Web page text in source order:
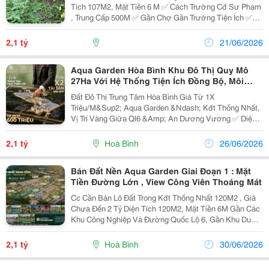
Tích 107M2, Mặt Tiền 6 M ✅ Cách Trường Cđ Sư Phạm
, Trung Cấp 500M ✅ Gần Chợ Gần Trường Tiện Ích ✅
Giá Chưa Đầy 2 Tỷ ☎️Liên Hệ Xem Thực Tế 036 688
2,1 tỷ 21/06/2026
Aqua Garden Hòa Bình Khu Đô Thị Quy Mô
27Ha Với Hệ Thống Tiện Ích Đồng Bộ, Môi
Trường Sống Xanh Và Hiện Đại.
Đất Đô Thị Trung Tâm Hòa Bình Giá Từ 1X
Triệu/M&Sup2; Aqua Garden &Ndash; Kđt Thống Nhất,
Vị Trí Vàng Giữa Ql6 &Amp; An Dương Vương ✅ Diện
Tích: 100 - 137M&Sup2; ✅ Mặt Tiền: 6M ✅ Đường
Rộng: 10,5M ✅ Gần Trường Sư Phạm, Khu Công
Nghiệp,...
2,1 tỷ Hoà Bình 26/06/2026
Bán Đất Nền Aqua Garden Giai Đoạn 1 : Mặt
Tiền Đường Lớn , View Công Viên Thoáng Mát
Cc Cần Bán Lô Đất Trong Kđt Thống Nhất 120M2 , Giá
Chưa Đến 2 Tỷ Diện Tích 120M2, Mặt Tiền 6M Gần Các
Khu Công Nghiệp Và Đường Quốc Lộ 6, Gần Khu Du
Lịch Và Các Trường Cđ Sư Phạm( Sắp Tới Đh Hùng
Vương) Sẵn Sổ , Hỗ Trợ Vay Bank Rất...
2,1 tỷ Hoà Bình 30/06/2026